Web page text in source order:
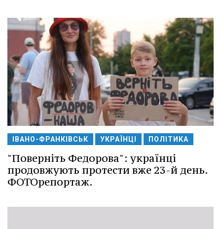
ІВАНО-ФРАНКІВСЬК УКРАЇНЦІ ПОЛІТИКА
"Поверніть Федорова": українці
продовжують протести вже 23-й день.
ФОТОрепортаж.